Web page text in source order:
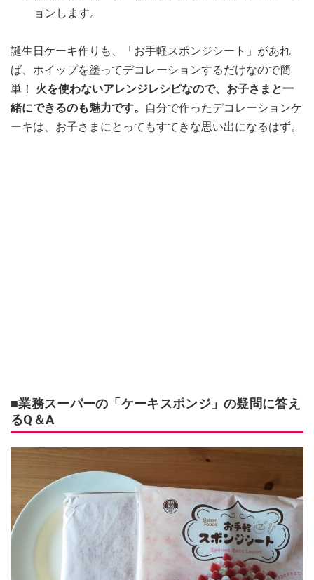
ョンします。
誕生日ケーキ作りも、「お手軽スポンジシート」があれ
ば、ホイップを塗ってデコレーションするだけなので簡
単！ 火を使わないアレンジレシピなので、お子さまと一
緒にできるのも魅力です。
自分で作ったデコレーションケ
ーキは、お子さまにとってもすてきな思い出になるはず。
■業務スーパーの「ケーキスポンジ」の疑問に答え
るQ＆A